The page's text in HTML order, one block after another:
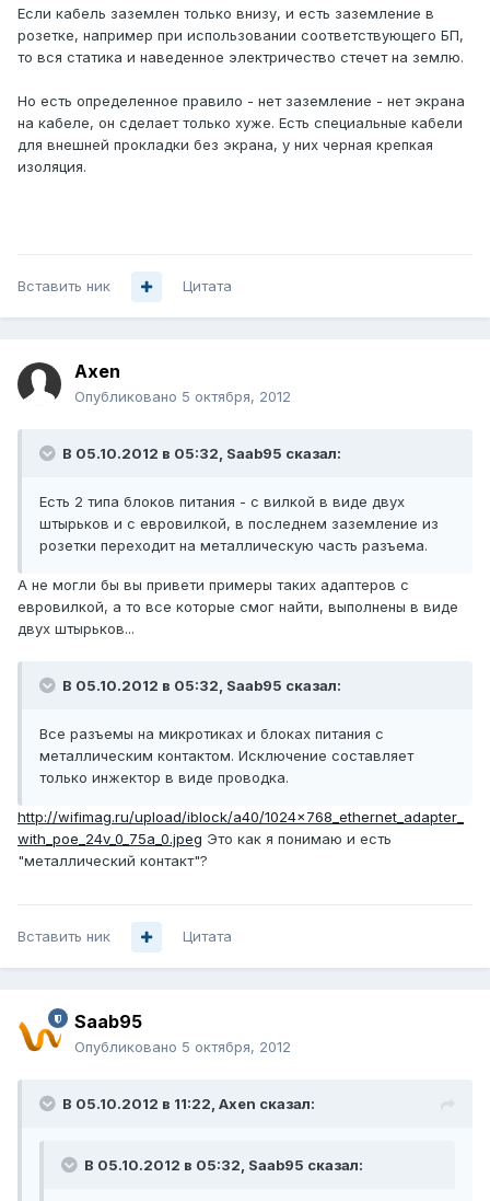
Если кабель заземлен только внизу, и есть заземление в
розетке, например при использовании соответствующего БП,
то вся статика и наведенное электричество стечет на землю.
Но есть определенное правило - нет заземление - нет экрана
на кабеле, он сделает только хуже. Есть специальные кабели
для внешней прокладки без экрана, у них черная крепкая
изоляция.
Вставить ник Цитата
Axen
Опубликовано 5 октября, 2012
В 05.10.2012 в 05:32, Saab95 сказал:
Есть 2 типа блоков питания - с вилкой в виде двух
штырьков и с евровилкой, в последнем заземление из
розетки переходит на металлическую часть разъема.
А не могли бы вы привети примеры таких адаптеров с
евровилкой, а то все которые смог найти, выполнены в виде
двух штырьков...
В 05.10.2012 в 05:32, Saab95 сказал:
Все разъемы на микротиках и блоках питания с
металлическим контактом. Исключение составляет
только инжектор в виде проводка.
http://wifimag.ru/upload/iblock/a40/1024x768_ethernet_adapter_
with_poe_24v_0_75a_0.jpeg Это как я понимаю и есть
"металлический контакт"?
Вставить ник Цитата
Saab95
Опубликовано 5 октября, 2012
В 05.10.2012 в 11:22, Axen сказал:
В 05.10.2012 в 05:32, Saab95 сказал: